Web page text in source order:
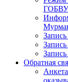
ГОБВУ
Обратная